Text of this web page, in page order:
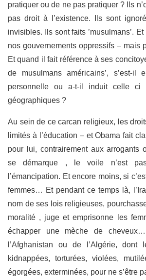
pratiquer ou de ne pas pratiquer ? Ils
pas droit à l’existence. Ils sont
invisibles. Ils sont faits ’musulmans’.
nos gouvernements oppressifs – mais
Et quand il fait référence à ses
de musulmans américains’, s’est-il
personnelle ou a-t-il induit celle ci
géographiques ?
Au sein de ce carcan religieux, les
limités à l’éducation – et Obama fait
pour lui, contrairement aux arrogants
se démarque , le voile n’est
l’émancipation. Et encore moins, si
femmes… Et pendant ce temps là,
nom de ses lois religieuses,
moralité , juge et emprisonne les
échapper une mèche de
l’Afghanistan ou de l’Algérie, dont
kidnappées, torturées, violées,
égorgées, exterminées, pour ne s’être